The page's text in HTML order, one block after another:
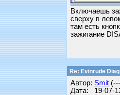
Включаешь
сверху в
там есть
зажигание
Re: Evinrude
Автор: Smit(---
Дата: 19-07-